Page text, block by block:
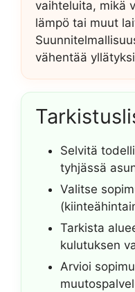
vaihteluita, mikä
lämpö tai muut
vähentää
Selvitä
tyhjässä
Valitse
Tarkista
kulutuksen
Arvioi